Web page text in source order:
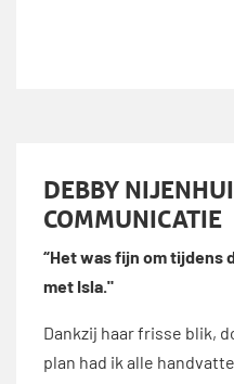
DEBBY
COMMUNICATIE
“Het was fijn om tijdens
met Isla."
Dankzij haar frisse blik,
plan had ik alle